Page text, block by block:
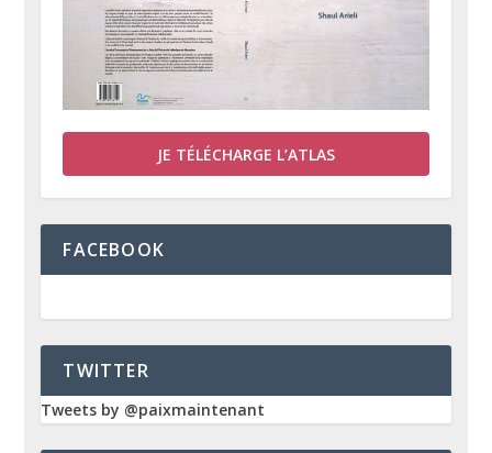
JE TÉLÉCHARGE L’ATLAS
FACEBOOK
TWITTER
Tweets by @paixmaintenant